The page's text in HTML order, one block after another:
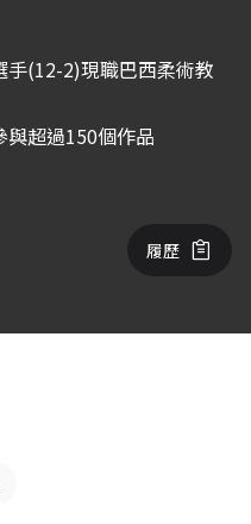
手(12-2)現職巴西柔術教
超過150個作品
履歷